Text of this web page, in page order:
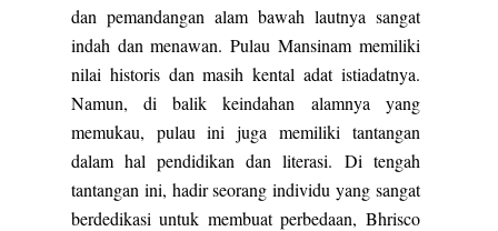
dan pemandangan alam bawah lautnya sangat
indah dan menawan. Pulau Mansinam memiliki
nilai historis dan masih kental adat istiadatnya.
Namun, di balik keindahan alamnya yang
memukau, pulau ini juga memiliki tantangan
dalam hal pendidikan dan literasi. Di tengah
tantangan ini, hadir seorang individu yang sangat
berdedikasi untuk membuat perbedaan, Bhrisco